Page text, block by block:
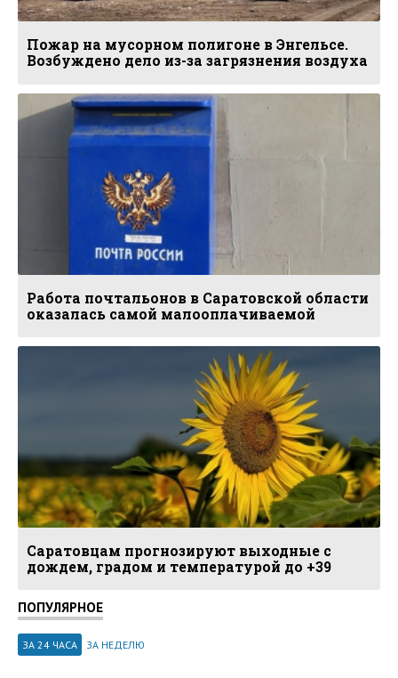
Пожар на мусорном полигоне в Энгельсе.
Возбуждено дело из-за загрязнения воздуха
Работа почтальонов в Саратовской области
оказалась самой малооплачиваемой
Саратовцам прогнозируют выходные с
дождем, градом и температурой до +39
ПОПУЛЯРНОЕ
ЗА 24 ЧАСА ЗА НЕДЕЛЮ